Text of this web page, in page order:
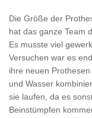
Die Größe der
hat das ganze Team
Es musste viel
Versuchen war es
ihre neuen
und Wasser
sie laufen, da es
Beinstümpfen